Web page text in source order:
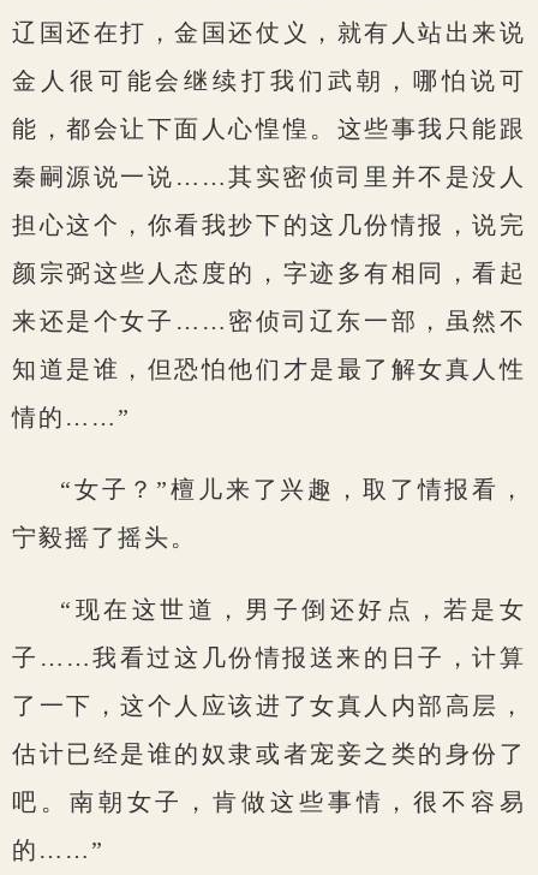
辽国还在打，金国还仗义，就有人站出来说
金人很可能会继续打我们武朝，哪怕说可
能，都会让下面人心惶惶。这些事我只能跟
秦嗣源说一说……其实密侦司里并不是没人
担心这个，你看我抄下的这几份情报，说完
颜宗弼这些人态度的，字迹多有相同，看起
来还是个女子……密侦司辽东一部，虽然不
知道是谁，但恐怕他们才是最了解女真人性
情的……”
“女子？”檀儿来了兴趣，取了情报看，
宁毅摇了摇头。
“现在这世道，男子倒还好点，若是女
子……我看过这几份情报送来的日子，计算
了一下，这个人应该进了女真人内部高层，
估计已经是谁的奴隶或者宠妾之类的身份了
吧。南朝女子，肯做这些事情，很不容易
的……”